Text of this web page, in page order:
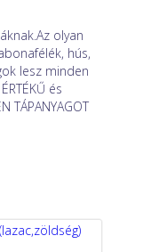
olyan
hús,
lesz minden
és
TÁPANYAGOT